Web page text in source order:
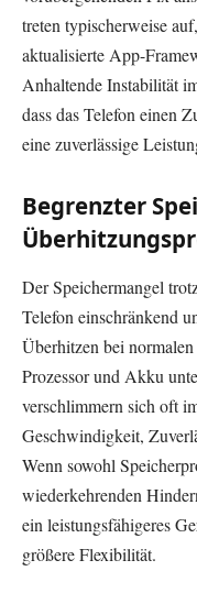
treten typischerweise
aktualisierte App-
Anhaltende Instabilität
dass das Telefon einen
eine zuverlässige
Begrenzter
Der Speichermangel
Telefon einschränkend
Überhitzen bei
Prozessor und Akku
verschlimmern sich oft
Geschwindigkeit,
Wenn sowohl
wiederkehrenden
ein leistungsfähigeres
größere Flexibilität.